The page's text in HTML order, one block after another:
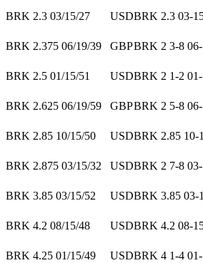
BRK 2.3 03/15/27
USDBRK 2.3 03-
BRK 2.375 06/19/39
GBPBRK 2 3-8
BRK 2.5 01/15/51
USDBRK 2 1-2 01-
BRK 2.625 06/19/59
GBPBRK 2 5-8
BRK 2.85 10/15/50
USDBRK 2.85 10-
BRK 2.875 03/15/32
USDBRK 2 7-8
BRK 3.85 03/15/52
USDBRK 3.85 03-
BRK 4.2 08/15/48
USDBRK 4.2 08-
BRK 4.25 01/15/49
USDBRK 4 1-4